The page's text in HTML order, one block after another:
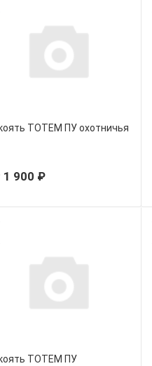
ТОТЕМ ПУ охотничья
1 900 ₽
ТОТЕМ ПУ